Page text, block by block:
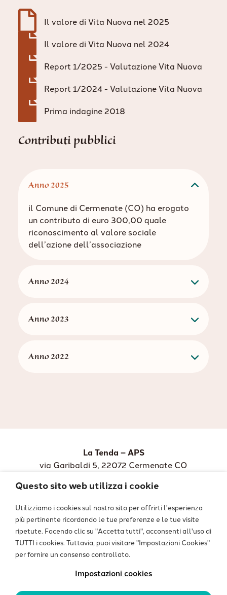
 Il valore di Vita Nuova nel 2025
 Il valore di Vita Nuova nel 2024
 Report 1/2025 - Valutazione Vita Nuova
 Report 1/2024 - Valutazione Vita Nuova
 Prima indagine 2018
Contributi pubblici
Anno 2025
il Comune di Cermenate (CO) ha erogato
un contributo di euro 300,00 quale
riconoscimento al valore sociale
dell’azione dell’associazione
Anno 2024
Anno 2023
Anno 2022
La Tenda – APS
via Garibaldi 5, 22072 Cermenate CO
Iscrizione RUNTS con numero 36588
Tel: 348 736 7657
Mandaci una mail
Questo sito web utilizza i cookie
Utilizziamo i cookies sul nostro sito per offrirti l'esperienza
più pertinente ricordando le tue preferenze e le tue visite
ripetute. Facendo clic su "Accetta tutti", acconsenti all'uso di
TUTTI i cookies. Tuttavia, puoi visitare "Impostazioni Cookies"
per fornire un consenso controllato.
Impostazioni cookies